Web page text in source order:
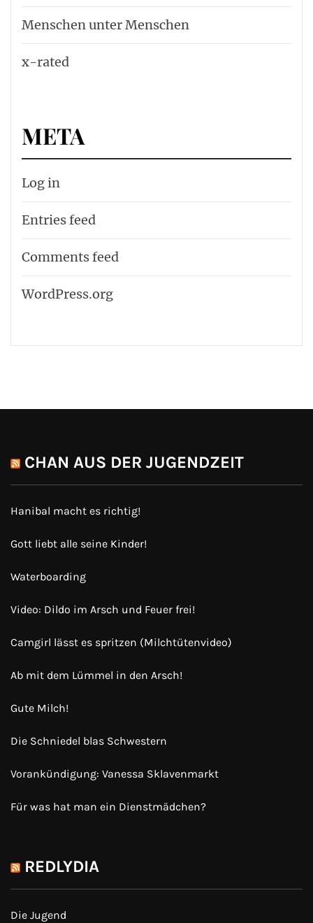
Menschen unter Menschen
x-rated
META
Log in
Entries feed
Comments feed
WordPress.org
CHAN AUS DER JUGENDZEIT
Hanibal macht es richtig!
Gott liebt alle seine Kinder!
Waterboarding
Video: Dildo im Arsch und Feuer frei!
Camgirl lässt es spritzen (Milchtütenvideo)
Ab mit dem Lümmel in den Arsch!
Gute Milch!
Die Schniedel blas Schwestern
Vorankündigung: Vanessa Sklavenmarkt
Für was hat man ein Dienstmädchen?
REDLYDIA
Die Jugend